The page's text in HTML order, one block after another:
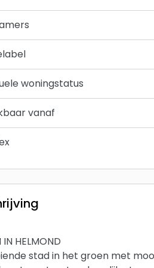
woningstatus
vanaf
HELMOND
stad in het groen met